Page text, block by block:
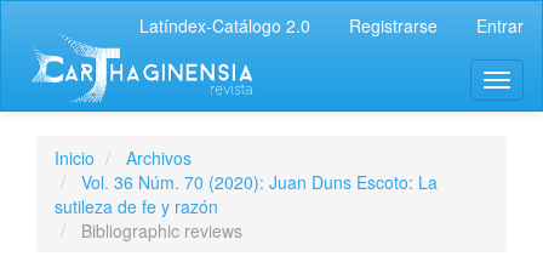
Latíndex-Catálogo 2.0 Registrarse Entrar
Inicio
Archivos
Vol. 36 Núm. 70 (2020): Juan Duns Escoto: La
sutileza de fe y razón
Bibliographic reviews